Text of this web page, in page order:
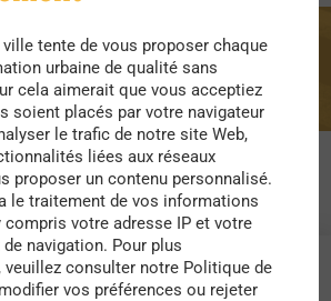
maison
tente de vous proposer chaque
urbaine de qualité sans
cela aimerait que vous acceptiez
soient placés par votre navigateur
le trafic de notre site Web,
liées aux réseaux
proposer un contenu personnalisé.
le traitement de vos informations
compris votre adresse IP et votre
navigation. Pour plus
consulter notre Politique de
vos préférences ou rejeter